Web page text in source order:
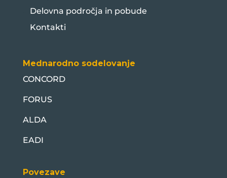
Delovna področja in pobude
Kontakti
Mednarodno sodelovanje
CONCORD
FORUS
ALDA
EADI
Povezave